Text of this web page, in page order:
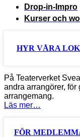
Drop-in-Impro
Kurser och
HYR VÅRA
På Teaterverket
andra arrangörer,
arrangemang.
Läs mer…
FÖR